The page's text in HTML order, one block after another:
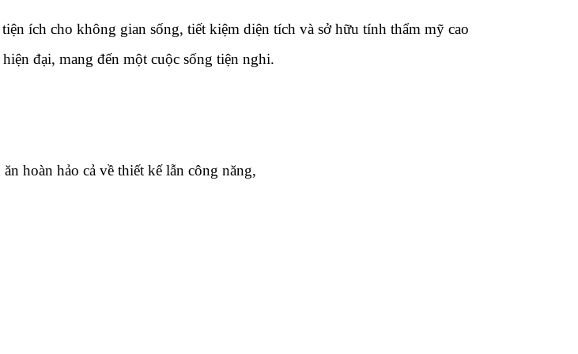
ích cho không gian sống, tiết kiệm diện tích và sở hữu tính thẩm mỹ cao
đại, mang đến một cuộc sống tiện nghi.
hoàn hảo cả về thiết kế lẫn công năng,